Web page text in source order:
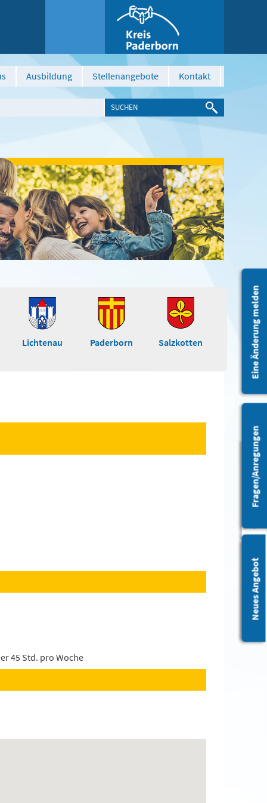
Leichte Sprache
Barrierefreiheit
Ausbildung Stellenangebote Kontakt
Eine Änderung melden
Neues Angebot
Fragen/Anregungen
Lichtenau Paderborn Salzkotten
45 Std. pro Woche